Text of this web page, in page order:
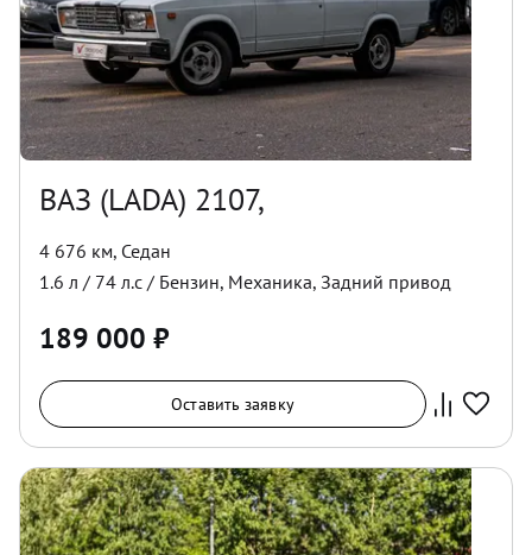
ВАЗ (LADA) 2107,
4 676 км, Седан
1.6 л / 74 л.с / Бензин, Механика, Задний привод
189 000 ₽
Оставить заявку